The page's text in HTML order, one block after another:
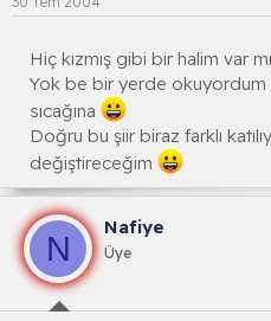
Hiç kızmış gibi bir halim var
Yok be bir yerde okuyordum
sıcağına
Doğru bu şiir biraz farklı
değiştireceğim
N
Nafiye
Üye